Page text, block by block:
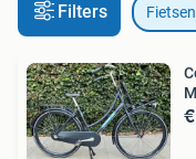
Filters